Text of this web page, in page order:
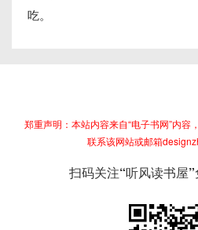
吃。
郑重声明：本站内容来自“电子书网”内容
联系该网站或邮箱
扫码关注“听风读书屋